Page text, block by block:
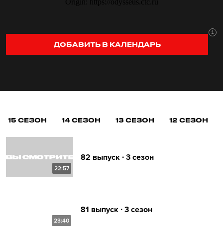
ДОБАВИТЬ В КАЛЕНДАРЬ
15 СЕЗОН 14 СЕЗОН 13 СЕЗОН 12 СЕЗОН
22:57
82 выпуск ∙ 3 сезон
23:40
81 выпуск ∙ 3 сезон